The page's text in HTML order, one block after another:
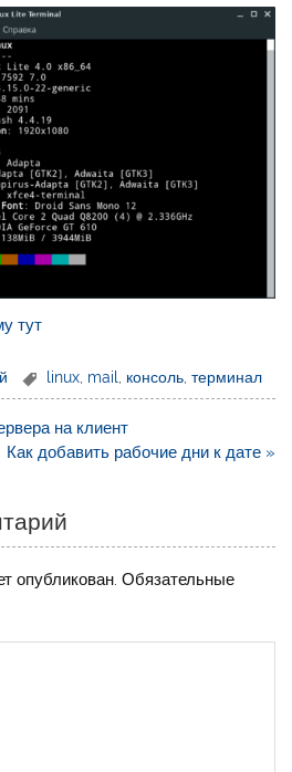
тут
linux mail консоль ,терминал
на клиент
Как добавить рабочие дни к дате »
опубликован. Обязательные